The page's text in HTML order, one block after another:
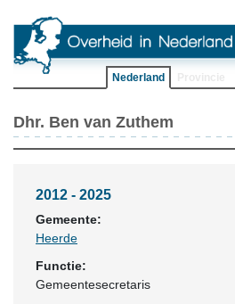
Nederland
Dhr. Ben van Zuthem
2012 - 2025
Gemeente:
Heerde
Functie:
Gemeentesecretaris